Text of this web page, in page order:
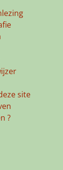
site
?